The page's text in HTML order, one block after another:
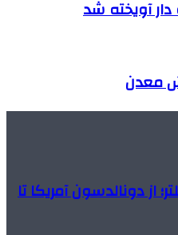
معدن
از دونالدسون آمریکا تا